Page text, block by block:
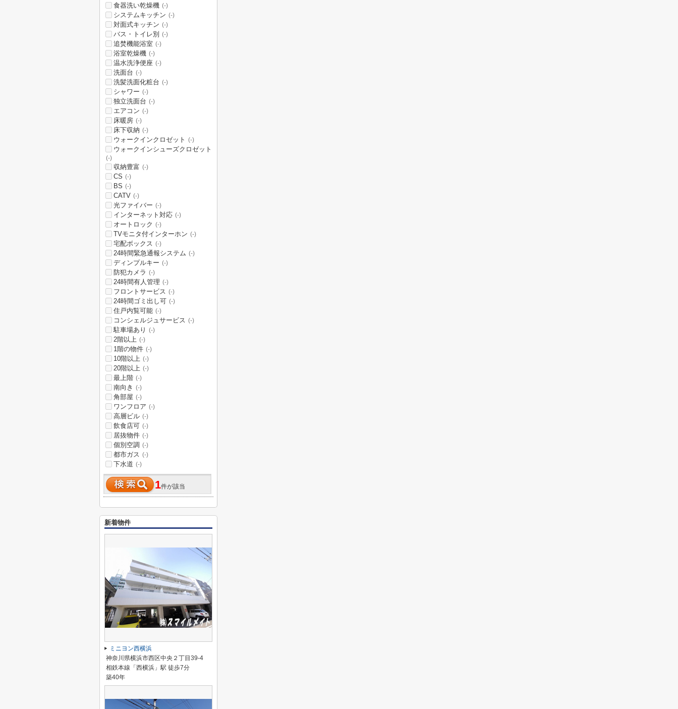
食器洗い乾燥機 (-)
システムキッチン (-)
対面式キッチン (-)
バス・トイレ別 (-)
追焚機能浴室 (-)
浴室乾燥機 (-)
温水洗浄便座 (-)
洗面台 (-)
洗髪洗面化粧台 (-)
シャワー (-)
独立洗面台 (-)
エアコン (-)
床暖房 (-)
床下収納 (-)
ウォークインクロゼット (-)
ウォークインシューズクロゼット
(-)
収納豊富 (-)
CS (-)
BS (-)
CATV (-)
光ファイバー (-)
インターネット対応 (-)
オートロック (-)
TVモニタ付インターホン (-)
宅配ボックス (-)
24時間緊急通報システム (-)
ディンプルキー (-)
防犯カメラ (-)
24時間有人管理 (-)
フロントサービス (-)
24時間ゴミ出し可 (-)
住戸内覧可能 (-)
コンシェルジュサービス (-)
駐車場あり (-)
2階以上 (-)
1階の物件 (-)
10階以上 (-)
20階以上 (-)
最上階 (-)
南向き (-)
角部屋 (-)
ワンフロア (-)
高層ビル (-)
飲食店可 (-)
居抜物件 (-)
個別空調 (-)
都市ガス (-)
下水道 (-)
1件が該当
新着物件
ミニヨン西横浜
神奈川県横浜市西区中央２丁目39-4
相鉄本線「西横浜」駅 徒歩7分
築40年